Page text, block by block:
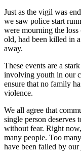
Just as the vigil was
we saw police start
were mourning the loss
old, had been killed in
away.
These events are a
involving youth in our
ensure that no family
violence.
We all agree that
single person
without fear. Right
many people. Too
have been failed by our